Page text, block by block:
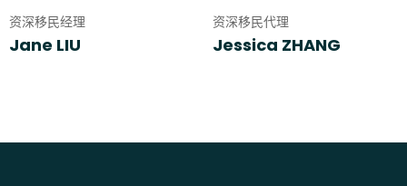
资深移民经理
Jane LIU
资深移民代理
Jessica ZHANG